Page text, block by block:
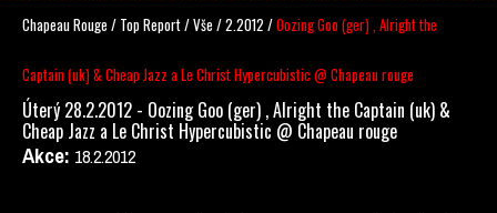
Chapeau Rouge / Top Report/Vše /2.2012 /Oozing Goo (ger) , Alright the
Captain (uk) & Cheap Jazz a Le Christ Hypercubistic @ Chapeau rouge
Úterý 28.2.2012 - Oozing Goo (ger) , Alright the Captain (uk) &
Cheap Jazz a Le Christ Hypercubistic @ Chapeau rouge
Akce: 18.2.2012